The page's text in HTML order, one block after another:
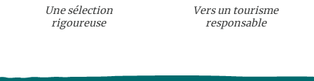
Une sélection
rigoureuse
Vers un tourisme
responsable